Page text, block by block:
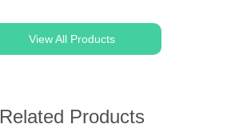
View All Products
Related Products